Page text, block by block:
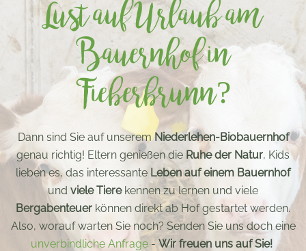
Lust auf Urlaub am
Bauernhof in
Fieberbrunn?
Dann sind Sie auf unseremNiederlehen-Biobauernhof
genau richtig! Eltern genießen die Ruhe der Natur, Kids
lieben es, das interessante Leben auf einem Bauernhof
und viele Tierekennen zu lernen und viele
Bergabenteuer können direkt ab Hof gestartet werden.
Also, worauf warten Sie noch? Senden Sie uns doch eine
unverbindliche Anfrage - Wir freuen uns auf Sie!